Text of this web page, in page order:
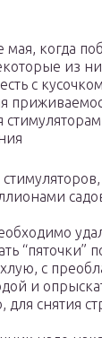
мая, когда
из
есть с
с
и
для снятия